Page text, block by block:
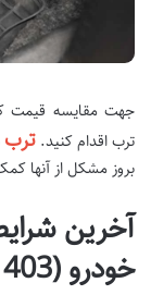
جهت مقایسه قیمت
ترب اقدام کنید.ترب
بروز مشکل از آنها
آخرین
خودرو (1403)